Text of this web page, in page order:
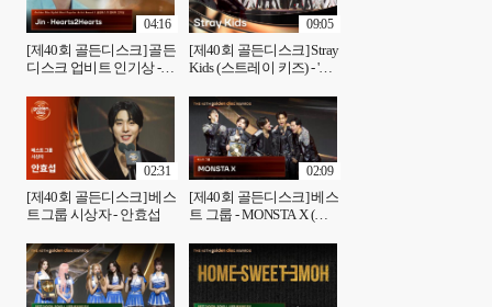
[제40회 골든디스크] 골든
디스크 업비트 인기상 -
츠투하츠)
04:16
[제40회 골든디스크] Stray
Kids (스트레이 키즈) - '신
Version) + CEREMONY
(KARMA Version)' ♪
09:05
[제40회 골든디스크] 베스
트그룹 시상자 - 안효섭
02:31
[제40회 골든디스크] 베스
트 그룹 - MONSTA X (몬
02:09